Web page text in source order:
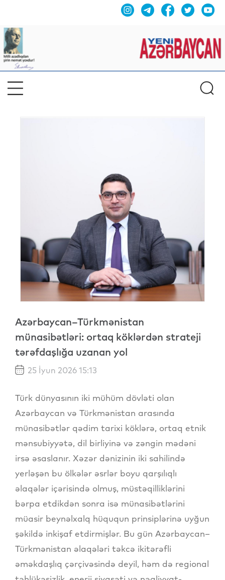
Azərbaycan–Türkmənistan
münasibətləri: ortaq köklərdən strateji
tərəfdaşlığa uzanan yol
25 İyun 2026 15:13
Türk dünyasının iki mühüm dövləti olan
Azərbaycan və Türkmənistan arasında
münasibətlər qədim tarixi köklərə, ortaq etnik
mənsubiyyətə, dil birliyinə və zəngin mədəni
irsə əsaslanır. Xəzər dənizinin iki sahilində
yerləşən bu ölkələr əsrlər boyu qarşılıqlı
əlaqələr içərisində olmuş, müstəqilliklərini
bərpa etdikdən sonra isə münasibətlərini
müasir beynəlxalq hüququn prinsiplərinə uyğun
şəkildə inkişaf etdirmişlər. Bu gün Azərbaycan–
Türkmənistan əlaqələri təkcə ikitərəfli
əməkdaşlıq çərçivəsində deyil, həm də regional